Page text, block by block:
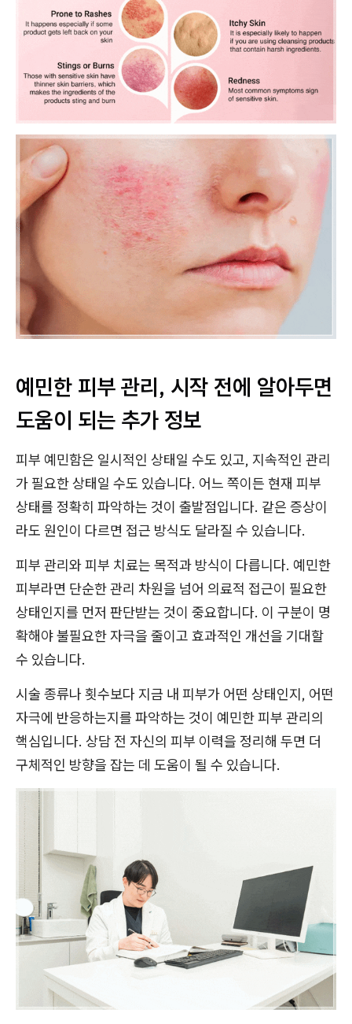
예민한 피부 관리, 시작 전에 알아두면
도움이 되는 추가 정보
피부 예민함은 일시적인 상태일 수도 있고, 지속적인 관리
가 필요한 상태일 수도 있습니다. 어느 쪽이든 현재 피부
상태를 정확히 파악하는 것이 출발점입니다. 같은 증상이
라도 원인이 다르면 접근 방식도 달라질 수 있습니다.
피부 관리와 피부 치료는 목적과 방식이 다릅니다. 예민한
피부라면 단순한 관리 차원을 넘어 의료적 접근이 필요한
상태인지를 먼저 판단받는 것이 중요합니다. 이 구분이 명
확해야 불필요한 자극을 줄이고 효과적인 개선을 기대할
수 있습니다.
시술 종류나 횟수보다 지금 내 피부가 어떤 상태인지, 어떤
자극에 반응하는지를 파악하는 것이 예민한 피부 관리의
핵심입니다. 상담 전 자신의 피부 이력을 정리해 두면 더
구체적인 방향을 잡는 데 도움이 될 수 있습니다.